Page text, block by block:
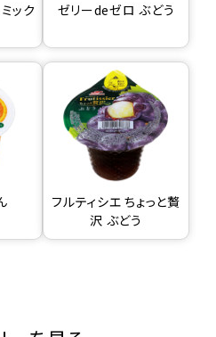
ック
ゼリーdeゼロ ぶどう
フルティシエ ちょっと贅
沢 ぶどう